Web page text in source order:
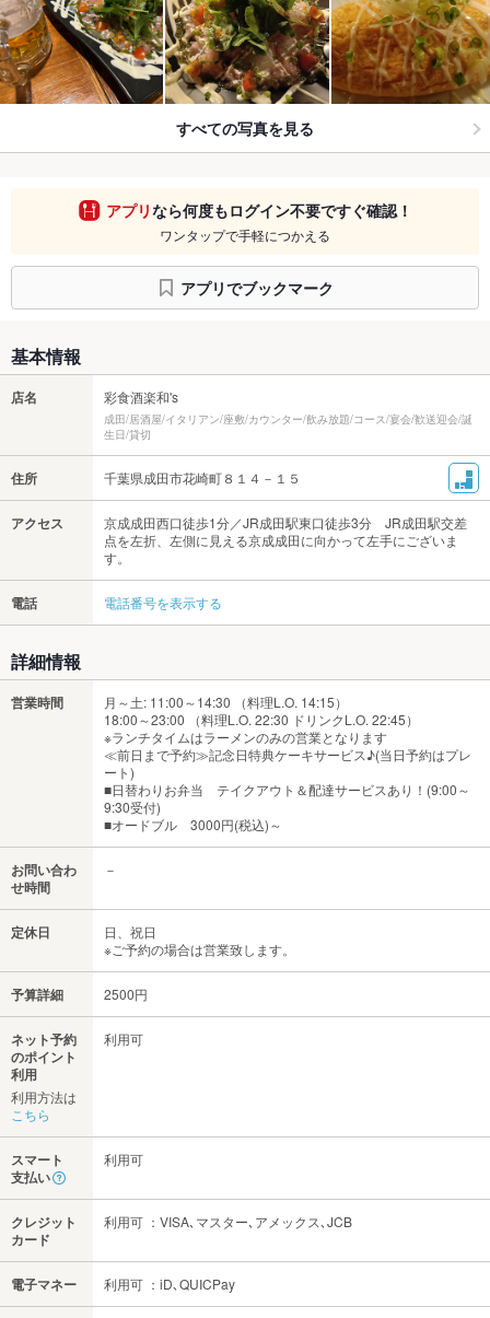
すべての写真を見る
アプリなら何度もログイン不要ですぐ確認！
ワンタップで手軽につかえる
アプリでブックマーク
基本情報
店名 彩食酒楽和's
成田/居酒屋/イタリアン/座敷/カウンター/飲み放題/コース/宴会/歓送迎会/誕
生日/貸切
住所 千葉県成田市花崎町８１４－１５
アクセス
京成成田西口徒歩1分／JR成田駅東口徒歩3分 JR成田駅交差
点を左折、左側に見える京成成田に向かって左手にございま
す。
電話 電話番号を表示する
詳細情報
営業時間
月～土: 11:00～14:30 （料理L.O. 14:15）
18:00～23:00 （料理L.O. 22:30 ドリンクL.O. 22:45）
※ランチタイムはラーメンのみの営業となります
≪前日まで予約≫記念日特典ケーキサービス♪(当日予約はプレ
ート)
■日替わりお弁当 テイクアウト＆配達サービスあり！(9:00～
9:30受付)
■オードブル 3000円(税込)～
お問い合わ
せ時間
－
定休日
日、祝日
※ご予約の場合は営業致します。
予算詳細 2500円
ネット予約
のポイント
利用
利用方法は
こちら
利用可
スマート
支払い
利用可
クレジット
カード
利用可 ：VISA､マスター､アメックス､JCB
電子マネー 利用可 ：iD､QUICPay